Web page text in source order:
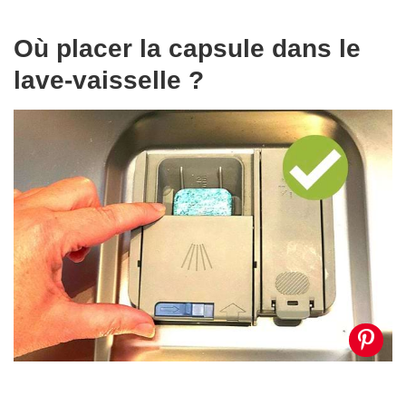
Où placer la capsule dans le
lave-vaisselle ?